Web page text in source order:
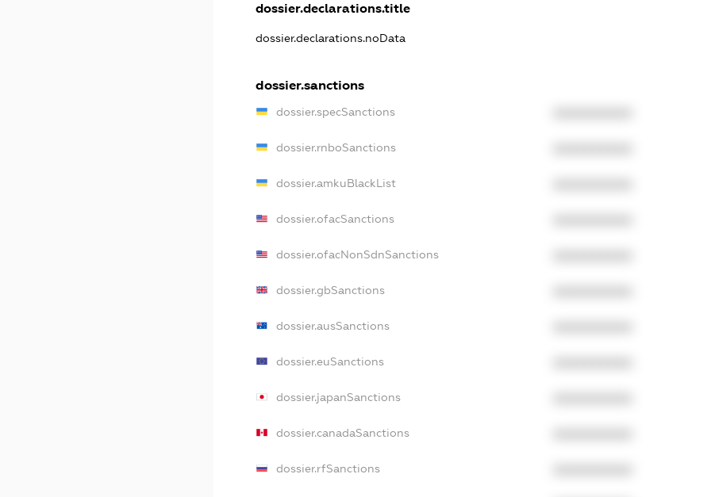
dossier.declarations.title
dossier.declarations.noData
dossier.sanctions
dossier.specSanctions
dossier.rnboSanctions
dossier.amkuBlackList
dossier.ofacSanctions
dossier.ofacNonSdnSanctions
dossier.gbSanctions
dossier.ausSanctions
dossier.euSanctions
dossier.japanSanctions
dossier.canadaSanctions
dossier.rfSanctions